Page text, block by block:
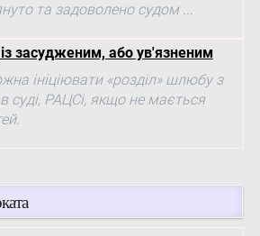
та задоволено судом ...
засудженим, або ув'язненим
ініціювати «розділ» шлюбу з
суді, РАЦСі, якщо не мається